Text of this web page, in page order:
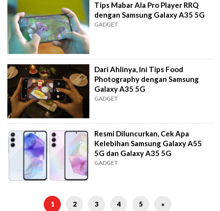
Tips Mabar Ala Pro Player RRQ
dengan Samsung Galaxy A35 5G
GADGET
Dari Ahlinya, Ini Tips Food
Photography dengan Samsung
Galaxy A35 5G
GADGET
Resmi Diluncurkan, Cek Apa
Kelebihan Samsung Galaxy A55
5G dan Galaxy A35 5G
GADGET
1 2 3 4 5 »